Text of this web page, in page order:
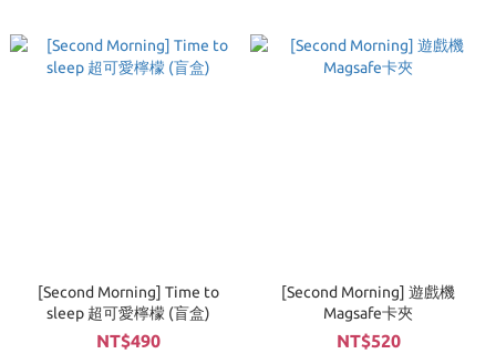
[Second Morning] Time to
sleep 超可愛檸檬 (盲盒)
NT$490
[Second Morning] 遊戲機
Magsafe卡夾
NT$520